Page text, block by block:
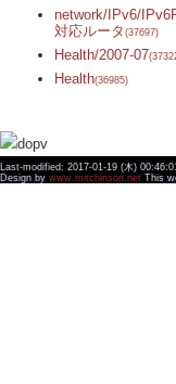
network/IPv6/
対応ルータ (37697)
Health/2007-07
Health(36985)
Last-modified: 2017-01-19 (木)
Design by www.mitchinson.net This